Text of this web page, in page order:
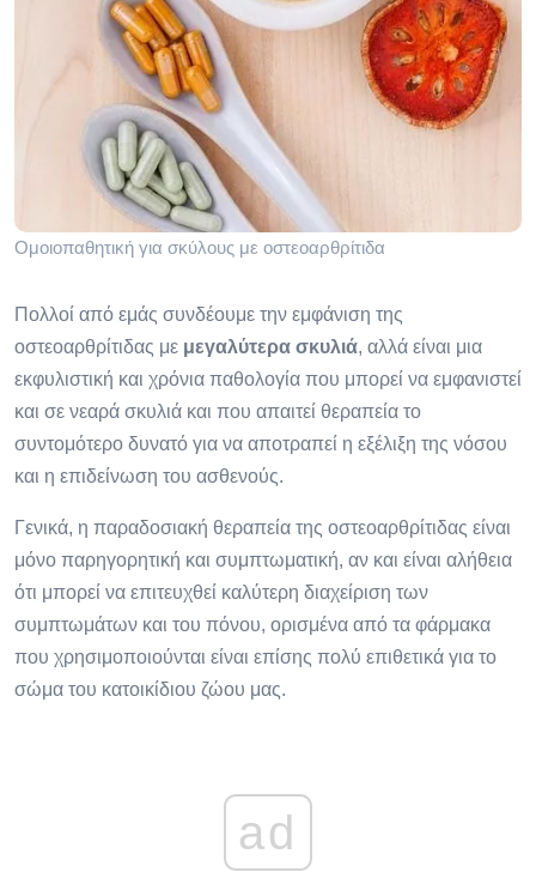
Ομοιοπαθητική για σκύλους με οστεοαρθρίτιδα
Πολλοί από εμάς συνδέουμε την εμφάνιση της
οστεοαρθρίτιδας με μεγαλύτερα σκυλιά, αλλά είναι μια
εκφυλιστική και χρόνια παθολογία που μπορεί να εμφανιστεί
και σε νεαρά σκυλιά και που απαιτεί θεραπεία το
συντομότερο δυνατό για να αποτραπεί η εξέλιξη της νόσου
και η επιδείνωση του ασθενούς.
Γενικά, η παραδοσιακή θεραπεία της οστεοαρθρίτιδας είναι
μόνο παρηγορητική και συμπτωματική, αν και είναι αλήθεια
ότι μπορεί να επιτευχθεί καλύτερη διαχείριση των
συμπτωμάτων και του πόνου, ορισμένα από τα φάρμακα
που χρησιμοποιούνται είναι επίσης πολύ επιθετικά για το
σώμα του κατοικίδιου ζώου μας.
ad